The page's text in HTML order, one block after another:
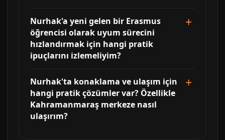
Nurhak'a yeni gelen bir Erasmus
öğrencisi olarak uyum sürecini
hızlandırmak için hangi pratik
ipuçlarını izlemeliyim?
Nurhak'ta konaklama ve ulaşım için
hangi pratik çözümler var? Özellikle
Kahramanmaraş merkeze nasıl
ulaşırım?